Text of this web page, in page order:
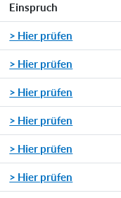
Einspruch
> Hier prüfen
> Hier prüfen
> Hier prüfen
> Hier prüfen
> Hier prüfen
> Hier prüfen